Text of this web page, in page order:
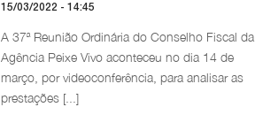
15/03/2022 - 14:45
A 37ª Reunião Ordinária do Conselho Fiscal da
Agência Peixe Vivo aconteceu no dia 14 de
março, por videoconferência, para analisar as
prestações [...]